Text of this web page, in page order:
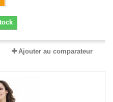
Ajouter au comparateur